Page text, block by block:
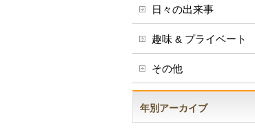
日々の出来事
趣味 & プライベート
その他
年別アーカイブ